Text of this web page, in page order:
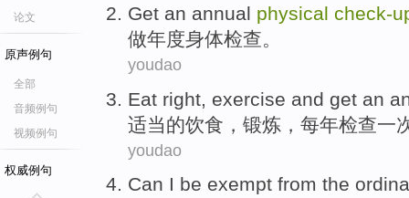
论文
原声例句
全部
音频例句
视频例句
权威例句
Get an annual physical check-
做年度身体检查。
youdao
Eat right exercise and get an
适当的饮食 ， 锻炼 ， 每年检查一
youdao
Can I be exempt from the